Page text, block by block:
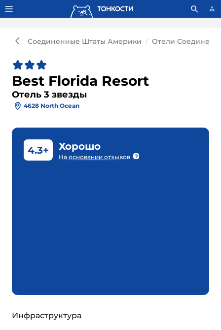
Тонкости используют сookie-файлы. Что это значит?
Соединенные Штаты Америки Отели
Best Florida Resort
Отель 3 звезды
4628 North Ocean
4.3+ Хорошо
На основании отзывов
Инфраструктура